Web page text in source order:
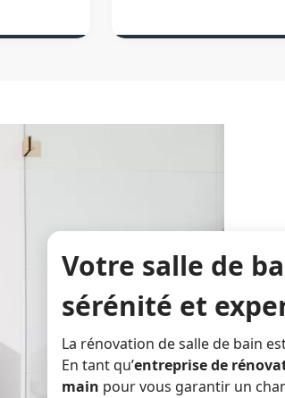
de
Grenoble comprend le
et luminosité à vos
espaces avec des
finitions
(mat, velours, satiné)
pour un résultat à la
hauteur de vos
Votre salle de
sérénité et
La rénovation de salle de bain
En tant qu’entreprise de
main pour vous garantir un